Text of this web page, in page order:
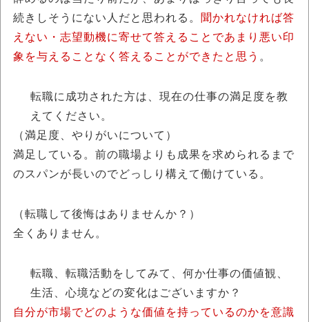
続きしそうにない人だと思われる。 聞かれなければ答
えない・志望動機に寄せて答えることであまり悪い印
象を与えることなく答えることができたと思う 。
転職に成功された方は、現在の仕事の満足度を教
えてください。
（満足度、やりがいについて）
満足している。前の職場よりも成果を求められるまで
のスパンが長いのでどっしり構えて働けている。
（転職して後悔はありませんか？）
全くありません。
転職、転職活動をしてみて、何か仕事の価値観、
生活、心境などの変化はございますか？
自分が市場でどのような価値を持っているのかを意識